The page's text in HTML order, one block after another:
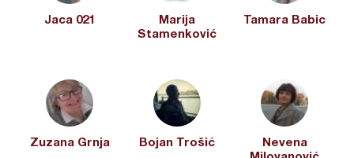
Jaca 021
Marija
Stamenković
Tamara Babic
Zuzana Grnja Bojan Trošić
Nevena